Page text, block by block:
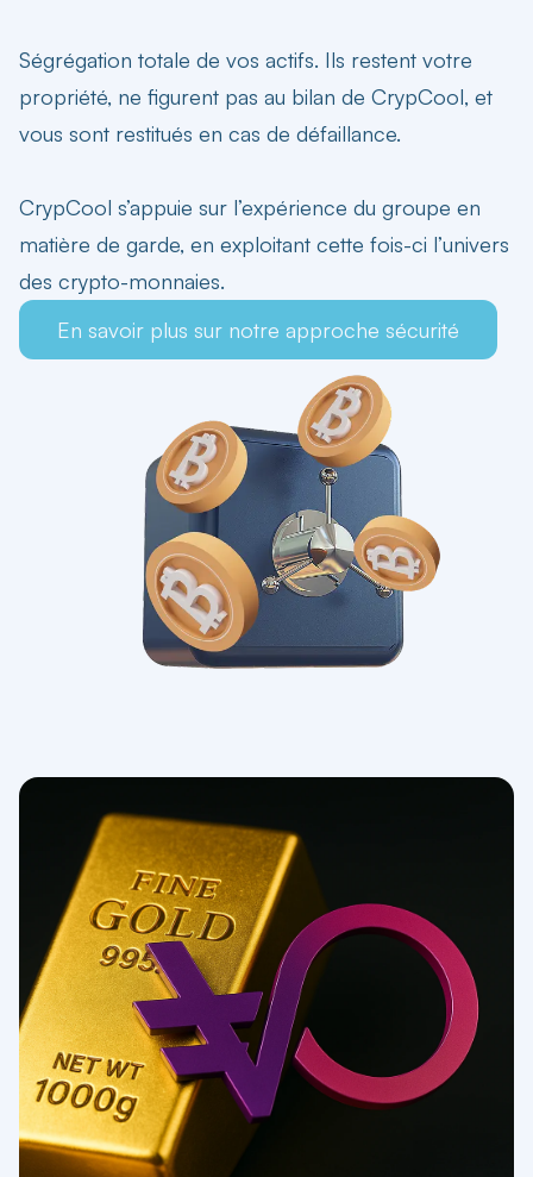
Ségrégation totale de vos actifs. Ils restent votre
propriété, ne figurent pas au bilan de CrypCool, et
vous sont restitués en cas de défaillance.
CrypCool s’appuie sur l’expérience du groupe en
matière de garde, en exploitant cette fois-ci l’univers
des crypto-monnaies.
En savoir plus sur notre approche sécurité